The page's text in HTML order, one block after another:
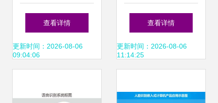
工智能专项行动 软
件成AI应用关键突
查看详情
更新时间：2026-08-06
09:04:06
在湖州成立智能科
技公司，聚焦AI软
查看详情
更新时间：2026-08-06
11:14:25